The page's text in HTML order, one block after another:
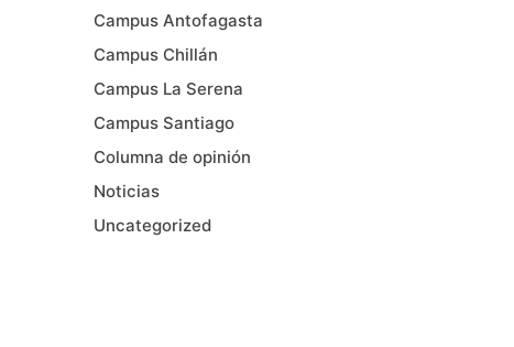
Campus Antofagasta
Campus Chillán
Campus La Serena
Campus Santiago
Columna de opinión
Noticias
Uncategorized